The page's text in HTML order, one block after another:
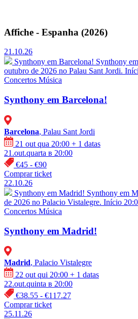
Affiche - Espanha (2026)
21.10.26
Synthony em Barcelona! Synthony
outubro de 2026 no Palau Sant Jordi.
Concertos Música
Synthony em Barcelona!
Barcelona, Palau Sant Jordi
21 out qua 20:00 + 1 datas
21.out.quarta в 20:00
€45 - €90
Comprar ticket
22.10.26
Synthony em Madrid! Synthony em
de 2026 no Palacio Vistalegre. Início
Concertos Música
Synthony em Madrid!
Madrid, Palacio Vistalegre
22 out qui 20:00 + 1 datas
22.out.quinta в 20:00
€38.55 - €117.27
Comprar ticket
25.11.26